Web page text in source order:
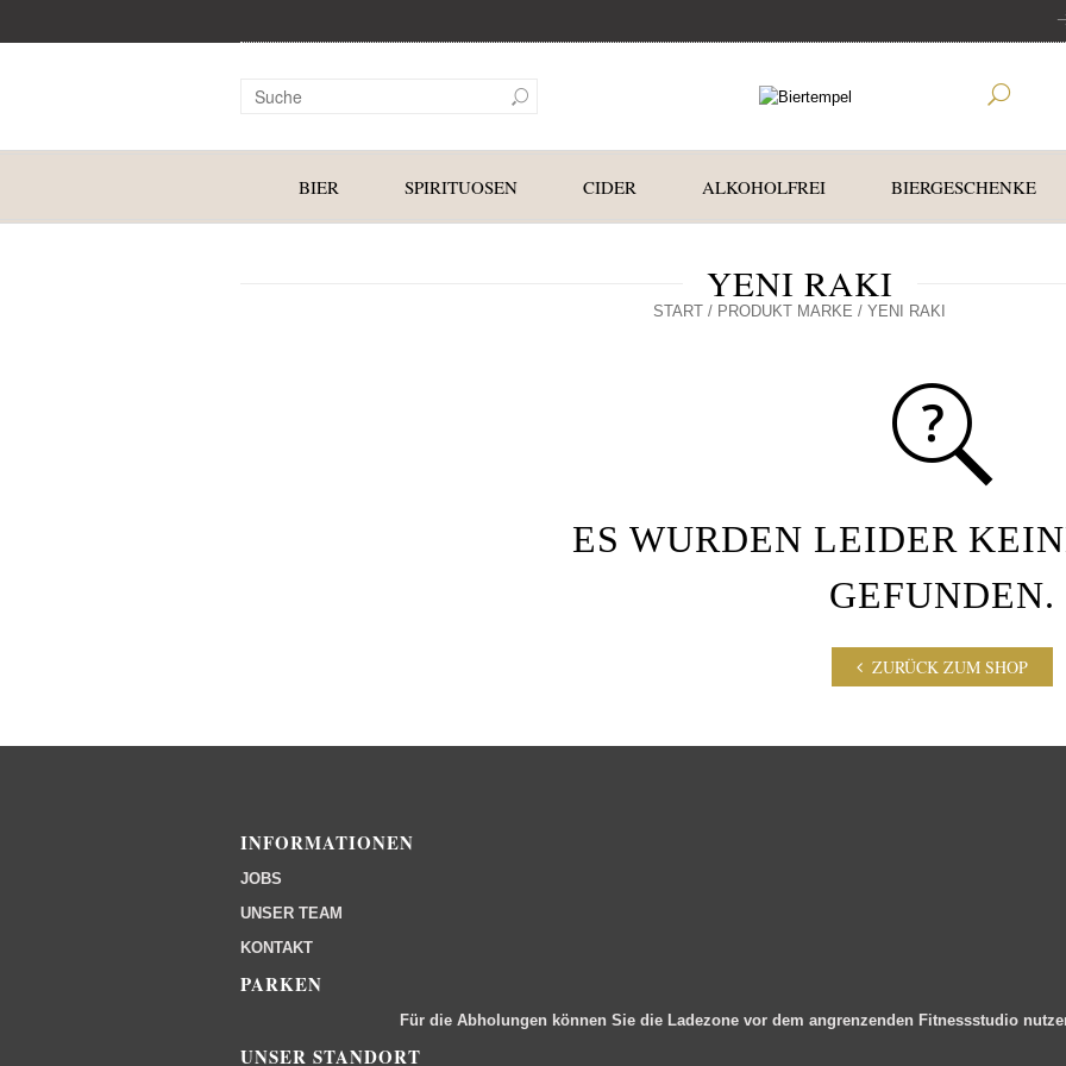
BIER SPIRITUOSEN CIDER ALKOHOLFREI BIERGESCHENKE
YENI RAKI
START / PRODUKT MARKE / YENI RAKI
ES WURDEN LEIDER
GEFUNDEN.
ZURÜCK ZUM SHOP
INFORMATIONEN
JOBS
UNSER TEAM
KONTAKT
PARKEN
Für die Abholungen können Sie die Ladezone vor dem angrenzenden Fitnessstudio
UNSER STANDORT